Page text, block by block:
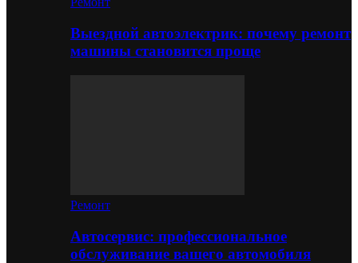
Выездной автоэлектрик: почему ремонт
машины становится проще
Ремонт
Автосервис: профессиональное
обслуживание вашего автомобиля